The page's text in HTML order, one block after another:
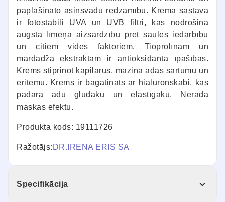
paplašināto asinsvadu redzamību. Krēma sastāvā
ir fotostabili UVA un UVB filtri, kas nodrošina
augsta līmeņa aizsardzību pret saules iedarbību
un citiem vides faktoriem. Tioprolīnam un
mārdadža ekstraktam ir antioksidanta īpašības.
Krēms stiprinot kapilārus, mazina ādas sārtumu un
eritēmu. Krēms ir bagātināts ar hialuronskābi, kas
padara ādu gludāku un elastīgāku. Nerada
maskas efektu.
Produkta kods: 19111726
Ražotājs: DR.IRENA ERIS SA
Specifikācija